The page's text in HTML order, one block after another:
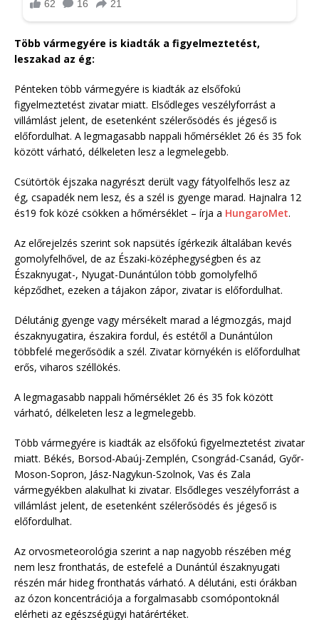
Több vármegyére is kiadták a figyelmeztetést,
leszakad az ég:
Pénteken több vármegyére is kiadták az elsőfokú
figyelmeztetést zivatar miatt. Elsődleges veszélyforrást a
villámlást jelent, de esetenként szélerősödés és jégeső is
előfordulhat. A legmagasabb nappali hőmérséklet 26 és 35 fok
között várható, délkeleten lesz a legmelegebb.
Csütörtök éjszaka nagyrészt derült vagy fátyolfelhős lesz az
ég, csapadék nem lesz, és a szél is gyenge marad. Hajnalra 12
és19 fok közé csökken a hőmérséklet – írja a HungaroMet.
Az előrejelzés szerint sok napsütés ígérkezik általában kevés
gomolyfelhővel, de az Északi-középhegységben és az
Északnyugat-, Nyugat-Dunántúlon több gomolyfelhő
képződhet, ezeken a tájakon zápor, zivatar is előfordulhat.
Délutánig gyenge vagy mérsékelt marad a légmozgás, majd
északnyugatira, északira fordul, és estétől a Dunántúlon
többfelé megerősödik a szél. Zivatar környékén is előfordulhat
erős, viharos széllökés.
A legmagasabb nappali hőmérséklet 26 és 35 fok között
várható, délkeleten lesz a legmelegebb.
Több vármegyére is kiadták az elsőfokú figyelmeztetést zivatar
miatt. Békés, Borsod-Abaúj-Zemplén, Csongrád-Csanád, Győr-
Moson-Sopron, Jász-Nagykun-Szolnok, Vas és Zala
vármegyékben alakulhat ki zivatar. Elsődleges veszélyforrást a
villámlást jelent, de esetenként szélerősödés és jégeső is
előfordulhat.
Az orvosmeteorológia szerint a nap nagyobb részében még
nem lesz fronthatás, de estefelé a Dunántúl északnyugati
részén már hideg fronthatás várható. A délutáni, esti órákban
az ózon koncentrációja a forgalmasabb csomópontoknál
elérheti az egészségügyi határértéket.